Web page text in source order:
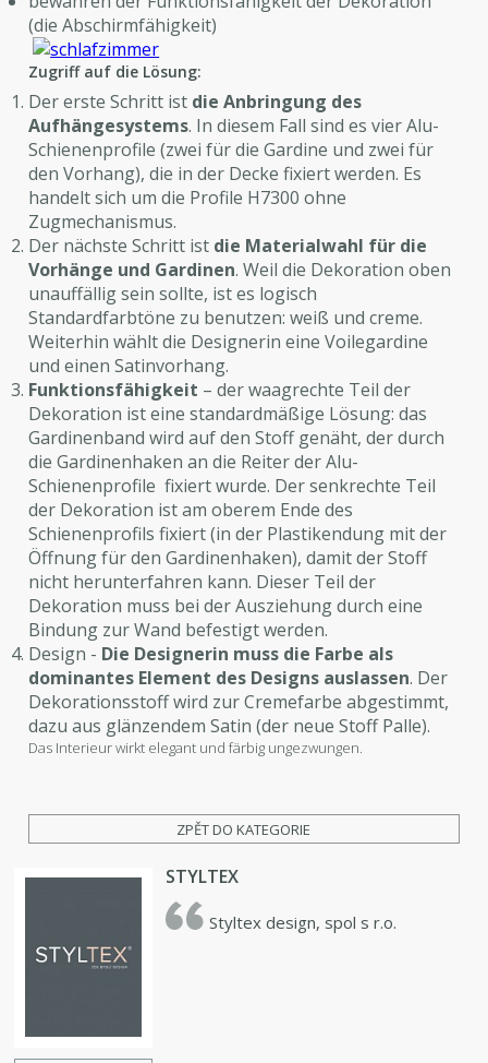
(die Abschirmfähigkeit)
Zugriff auf die Lösung:
Der erste Schritt ist die Anbringung des
Aufhängesystems. In diesem Fall sind es vier Alu-
Schienenprofile (zwei für die Gardine und zwei für
den Vorhang), die in der Decke fixiert werden. Es
handelt sich um die Profile H7300 ohne
Zugmechanismus.
Der nächste Schritt ist die Materialwahl für die
Vorhänge und Gardinen. Weil die Dekoration oben
unauffällig sein sollte, ist es logisch
Standardfarbtöne zu benutzen: weiß und creme.
Weiterhin wählt die Designerin eine Voilegardine
und einen Satinvorhang.
Funktionsfähigkeit – der waagrechte Teil der
Dekoration ist eine standardmäßige Lösung: das
Gardinenband wird auf den Stoff genäht, der durch
die Gardinenhaken an die Reiter der Alu-
Schienenprofile fixiert wurde. Der senkrechte Teil
der Dekoration ist am oberem Ende des
Schienenprofils fixiert (in der Plastikendung mit der
Öffnung für den Gardinenhaken), damit der Stoff
nicht herunterfahren kann. Dieser Teil der
Dekoration muss bei der Ausziehung durch eine
Bindung zur Wand befestigt werden.
Design - Die Designerin muss die Farbe als
dominantes Element des Designs auslassen. Der
Dekorationsstoff wird zur Cremefarbe abgestimmt,
dazu aus glänzendem Satin (der neue Stoff Palle).
Das Interieur wirkt elegant und färbig ungezwungen.
ZPĚT DO KATEGORIE
STYLTEX
Styltex design, spol s r.o.